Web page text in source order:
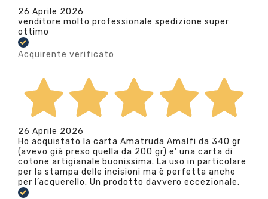
26 Aprile 2026
venditore molto professionale spedizione super
ottimo
Acquirente verificato
26 Aprile 2026
Ho acquistato la carta Amatruda Amalfi da 340 gr
(avevo già preso quella da 200 gr) e’ una carta di
cotone artigianale buonissima. La uso in particolare
per la stampa delle incisioni ma è perfetta anche
per l’acquerello. Un prodotto davvero eccezionale.